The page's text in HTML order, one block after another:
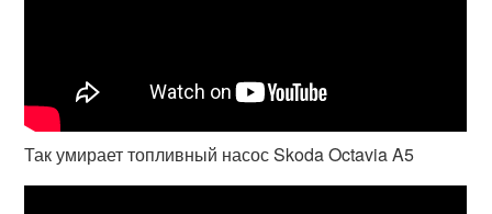
Так умирает топливный насос Skoda Octavia A5